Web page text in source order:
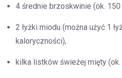
4 średnie brzoskwinie (ok. 150
2 łyżki miodu (można użyć 1
kaloryczności),
kilka listków świeżej mięty